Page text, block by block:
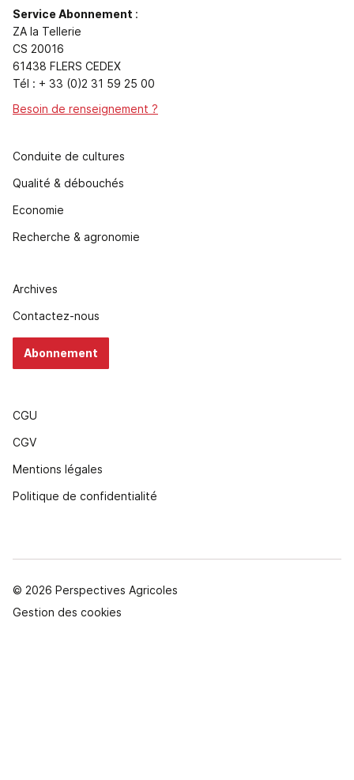
Service Abonnement :
ZA la Tellerie
CS 20016
61438 FLERS CEDEX
Tél : + 33 (0)2 31 59 25 00
Besoin de renseignement ?
Conduite de cultures
Qualité & débouchés
Economie
Recherche & agronomie
Archives
Contactez-nous
Abonnement
CGU
CGV
Mentions légales
Politique de confidentialité
© 2026 Perspectives Agricoles
Gestion des cookies